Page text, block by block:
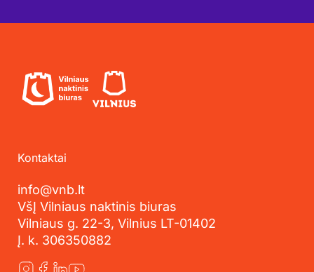
Kontaktai
info@vnb.lt
VšĮ Vilniaus naktinis biuras
Vilniaus g. 22-3, Vilnius LT-01402
Į. k. 306350882